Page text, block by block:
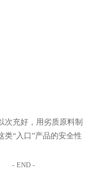
次充好，用劣质原料制
“入口”产品的安全性
- END -